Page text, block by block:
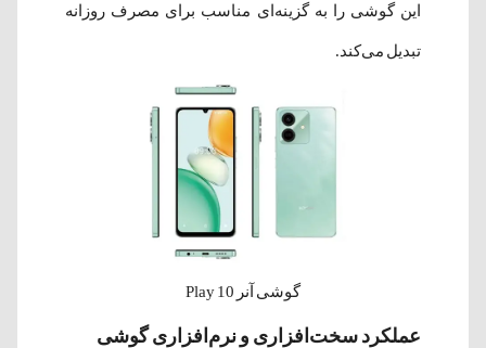
این گوشی را به گزینه‌ای مناسب برای مصرف روزانه
تبدیل می‌کند.
گوشی آنر Play 10
عملکرد سخت‌افزاری و نرم‌افزاری گوشی